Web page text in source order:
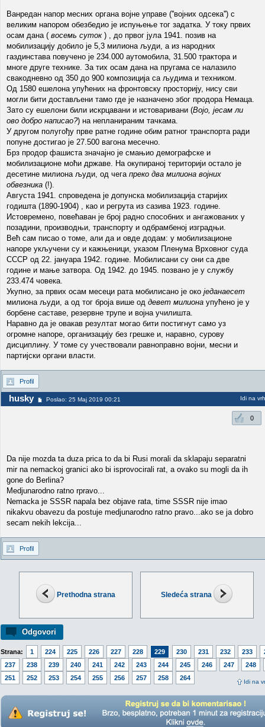
Prethodna strana Sledeća strana
Odgovori
Strana: 1 224 225 226 227 228 229 230 231 232 233
237
238 239 240 241 242 243 244 245 246 247
248
251
252 253 254 255 256 257 258 264
Idi na
Ванредан напор месних органа војне управе (''војних одсека'') с
великим напором обезбедио је испуњење тог задатка. У току првих
осам дана ( восемь суток) , до првог јула 1941. позив на
мобилизацију добило је 5,3 милиона људи, а из народних
газдинстава повучено је 234.000 аутомобила, 31.500 трактора и
многе друге технике. За тих осам дана на пругама се налазило
свакодневно од 350 до 900 композиција са људима и техником.
Од 1580 ешелона упућених на фронтовску просторију, нису сви
могли бити достављени тамо где је назначено због продора Немаца.
Зато су ешелони били искрцавани и истоваривани (Војо, јесам ли
ово добро написао?) на непланираним тачкама.
У другом полугођу прве ратне године обим ратног транспорта ради
попуне достигао је 27.500 вагона месечно.
Брз продор фашиста значајно је смањио демографске и
мобилизационе моћи државе. На окупираној територији остало је
десетине милиона људи, од чега преко два милиона војних
обвезника (!).
Августа 1941. спроведена је допунска мобилизација старијих
годишта (1890-1904) , као и регрута из сазива 1923. године.
Истовремено, повећаван је број радно способних и ангажованих у
позадини, производњи, транспорту и одбрамбеној изградњи.
Већ сам писао о томе, али да и овде додам: у мобилизационе
напоре укључени су и кажњеници, указом Пленума Врховног суда
СССР од 22. јануара 1942. године. Мобилисани су они са две
године и мање затвора. Од 1942. до 1945. позвано је у службу
233.474 човека.
Укупно, за првих осам месеци рата мобилисано је око једанаесет
милиона људи, а од тог броја више од девет милиона упућено је у
борбене саставе, резервне трупе и војна училишта.
Наравно да је овакав резултат могао бити постигнут само уз
огромне напоре, организацију без грешке и, наравно, сурову
дисциплину. У томе су учествовали равноправно војни, месни и
партијски органи власти.
Profil
husky Poslao: 25 Maj 2019 00:21 Idi na vrh
0
Da nije mozda ta duza prica to da bi Rusi morali da sklapaju separatni
mir na nemackoj granici ako bi isprovocirali rat, a ovako su mogli da ih
gone do Berlina?
Medjunarodno ratno rpravo...
Nemacka je SSSR napala bez objave rata, time SSSR nije imao
nikakvu obavezu da postuje medjunarodno ratno pravo...ako se ja dobro
secam nekih lekcija...
Profil